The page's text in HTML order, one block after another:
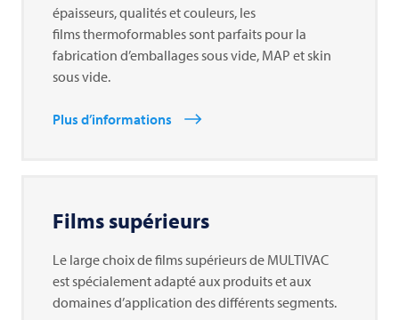
épaisseurs, qualités et couleurs, les
films thermoformables sont parfaits pour la
fabrication d’emballages sous vide, MAP et skin
sous vide.
Plus d’informations
Films supérieurs
Le large choix de films supérieurs de MULTIVAC
est spécialement adapté aux produits et aux
domaines d’application des différents segments.